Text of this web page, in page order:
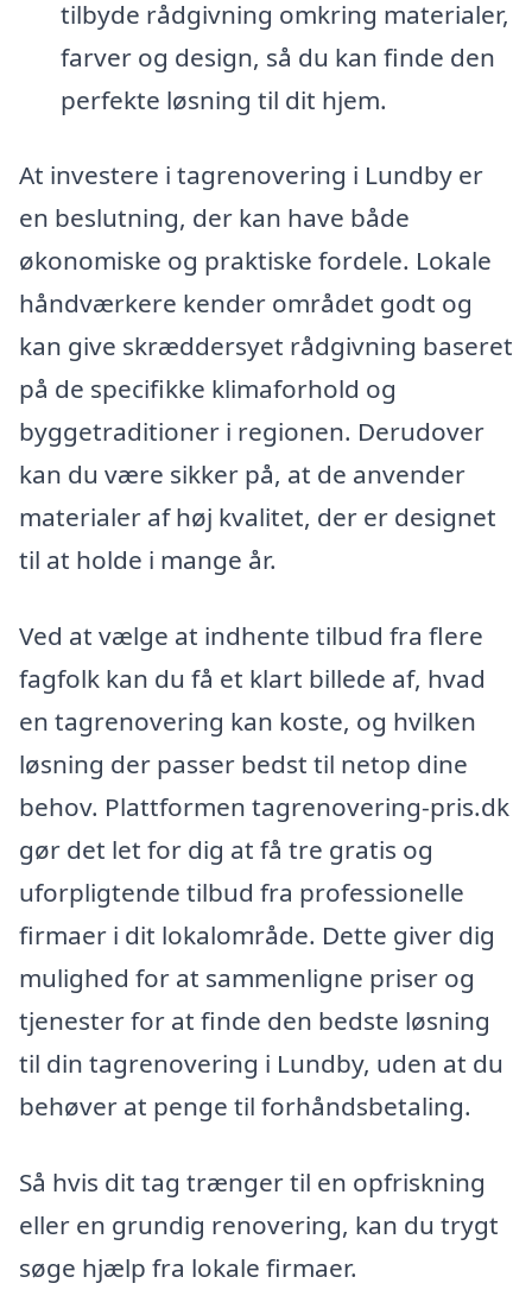
tilbyde rådgivning omkring materialer,
farver og design, så du kan finde den
perfekte løsning til dit hjem.
At investere i tagrenovering i Lundby er
en beslutning, der kan have både
økonomiske og praktiske fordele. Lokale
håndværkere kender området godt og
kan give skræddersyet rådgivning baseret
på de specifikke klimaforhold og
byggetraditioner i regionen. Derudover
kan du være sikker på, at de anvender
materialer af høj kvalitet, der er designet
til at holde i mange år.
Ved at vælge at indhente tilbud fra flere
fagfolk kan du få et klart billede af, hvad
en tagrenovering kan koste, og hvilken
løsning der passer bedst til netop dine
behov. Plattformen tagrenovering-pris.dk
gør det let for dig at få tre gratis og
uforpligtende tilbud fra professionelle
firmaer i dit lokalområde. Dette giver dig
mulighed for at sammenligne priser og
tjenester for at finde den bedste løsning
til din tagrenovering i Lundby, uden at du
behøver at penge til forhåndsbetaling.
Så hvis dit tag trænger til en opfriskning
eller en grundig renovering, kan du trygt
søge hjælp fra lokale firmaer.